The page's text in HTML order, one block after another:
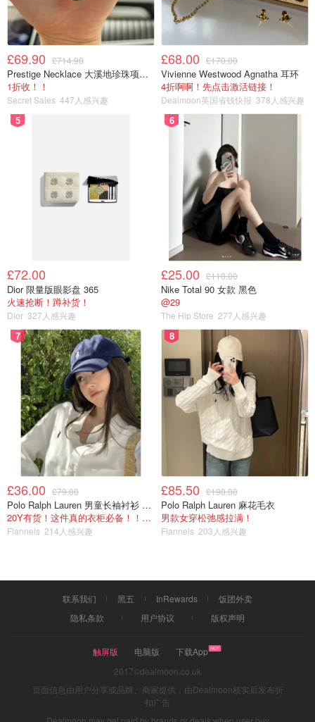
£69.90 £714.90
Prestige Necklace 大溪地珍珠项链 10-11mm
1折收！！
Secret Sales 447人感兴趣
£68.00 £170.00
Vivienne Westwood Agnatha 耳环
4折啊啊！先点击激活链接！
Dealmoon英国省钱快报 378人感兴趣
5
£72.00
Dior 限量版眼影盘 365
火速抢断！蹲补货！
Dior 327人感兴趣
6
£25.00 £110.00
Nike Total 90 女款 黑色
@29
The Hip Store 277人感兴趣
7
£36.00 £79.00
Polo Ralph Lauren 男童长袖衬衫 Oxford
20Y有货！这件真的衣柜必备！！@蜜子不爱吃
Flannels 214人感兴趣
8
£85.50 £190.00
Polo Ralph Lauren 麻花毛衣
男款女穿松弛感拉满！
Flannels 203人感兴趣
联系我们 黑五 InRewards
饭团外卖
隐私条款
用户协议 版权声明
触屏版 电脑版
下载App
2017©dealmoon.co.uk
页面信息由用户分享或品牌、商家提供，由Dealmoon核实后发布折
扣广告